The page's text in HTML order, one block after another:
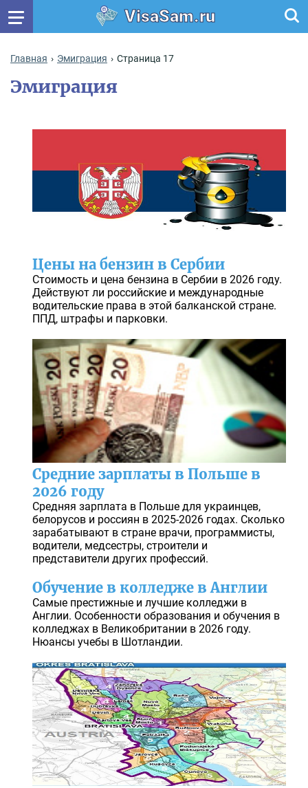
VisaSam.ru
Главная Эмиграция Страница 17
Эмиграция
Цены на бензин в Сербии
Стоимость и цена бензина в Сербии в 2026 году.
Действуют ли российские и международные
водительские права в этой балканской стране.
ППД, штрафы и парковки.
Средние зарплаты в Польше в
2026 году
Средняя зарплата в Польше для украинцев,
белорусов и россиян в 2025-2026 годах. Сколько
зарабатывают в стране врачи, программисты,
водители, медсестры, строители и
представители других профессий.
Обучение в колледже в Англии
Самые престижные и лучшие колледжи в
Англии. Особенности образования и обучения в
колледжах в Великобритании в 2026 году.
Нюансы учебы в Шотландии.